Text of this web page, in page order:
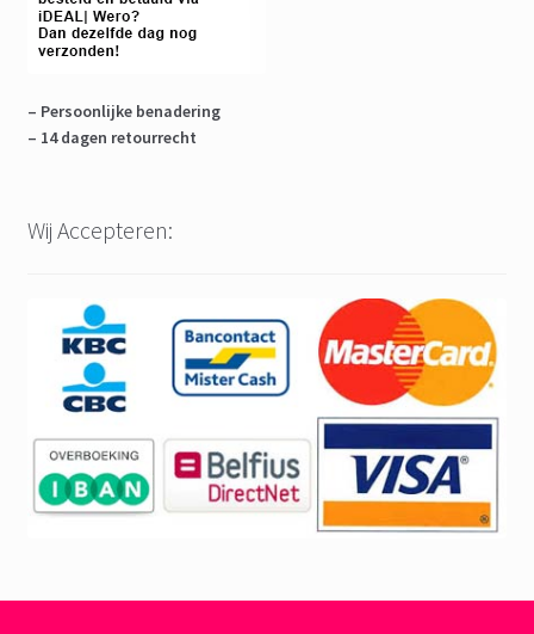
– Persoonlijke benadering
– 14 dagen retourrecht
Wij Accepteren: